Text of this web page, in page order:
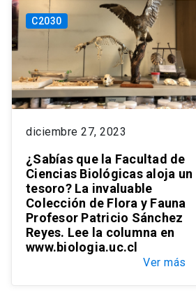
C2030
diciembre 27, 2023
¿Sabías que la Facultad de
Ciencias Biológicas aloja un
tesoro? La invaluable
Colección de Flora y Fauna
Profesor Patricio Sánchez
Reyes. Lee la columna en
www.biologia.uc.cl
Ver más